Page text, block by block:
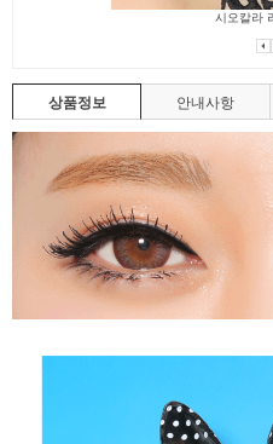
상품정보 안내사항